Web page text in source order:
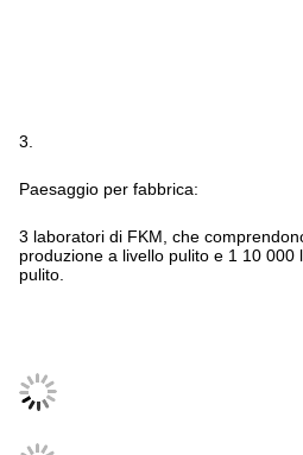
3.
Paesaggio per fabbrica:
3 laboratori di FKM, che
produzione a livello pulito e 1 10 000
pulito.
4.CNAs approvato LAB.